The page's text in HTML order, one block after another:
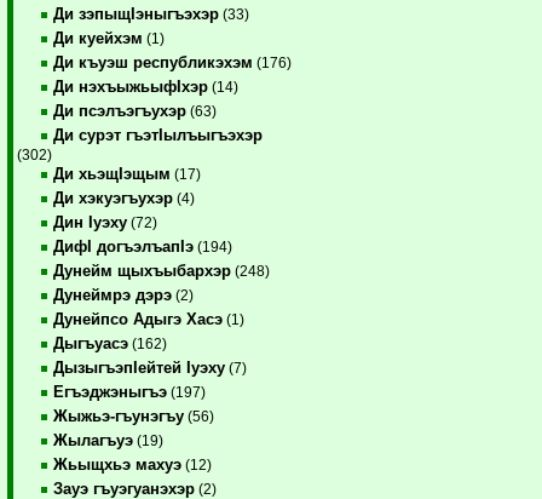
Ди зэпыщIэныгъэхэр (33)
Ди куейхэм (1)
Ди къуэш республикэхэм (176)
Ди нэхъыжьыфIхэр (14)
Ди псэлъэгъухэр (63)
Ди сурэт гъэтIылъыгъэхэр
(302)
Ди хьэщIэщым (17)
Ди хэкуэгъухэр (4)
Дин Iуэху (72)
ДифI догъэлъапIэ (194)
Дунейм щыхъыбархэр (248)
Дунеймрэ дэрэ (2)
Дунейпсо Адыгэ Хасэ (1)
Дыгъуасэ (162)
ДызыгъэпIейтей Iуэху (7)
Егъэджэныгъэ (197)
Жыжьэ-гъунэгъу (56)
Жылагъуэ (19)
Жьыщхьэ махуэ (12)
Зауэ гъуэгуанэхэр (2)